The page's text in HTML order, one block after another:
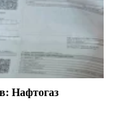
Нафтогаз